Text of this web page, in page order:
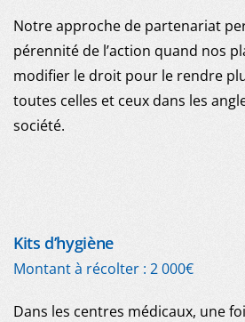
MDM
SUR LE TERRAIN
ACTUALITÉS
NOUS REJOINDRE
NOUS SOUTENIR
Notre approche de partenariat
pérennité de l’action quand nos
modifier le droit pour le rendre
toutes celles et ceux dans les
société.
Kits d’hygiène
Montant à récolter : 2 000€
Dans les centres médicaux, une